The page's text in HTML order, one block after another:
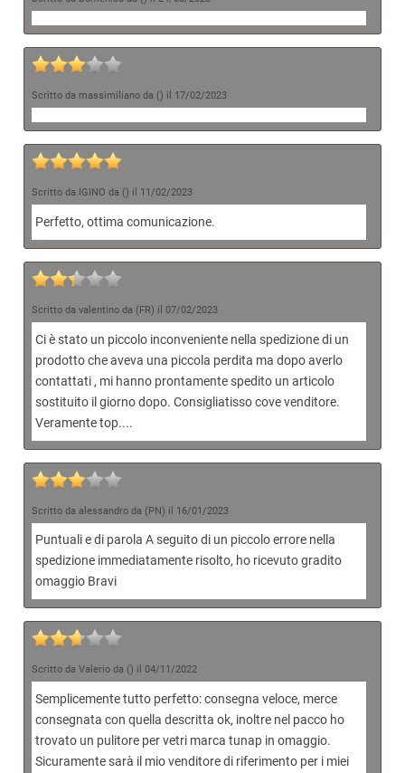
Scritto da massimiliano da () il 17/02/2023
Scritto da IGINO da () il 11/02/2023
Perfetto, ottima comunicazione.
Scritto da valentino da (FR) il 07/02/2023
Ci è stato un piccolo inconveniente nella spedizione di un
prodotto che aveva una piccola perdita ma dopo averlo
contattati , mi hanno prontamente spedito un articolo
sostituito il giorno dopo. Consigliatisso cove venditore.
Veramente top....
Scritto da alessandro da (PN) il 16/01/2023
Puntuali e di parola A seguito di un piccolo errore nella
spedizione immediatamente risolto, ho ricevuto gradito
omaggio Bravi
Scritto da Valerio da () il 04/11/2022
Semplicemente tutto perfetto: consegna veloce, merce
consegnata con quella descritta ok, inoltre nel pacco ho
trovato un pulitore per vetri marca tunap in omaggio.
Sicuramente sarà il mio venditore di riferimento per i miei